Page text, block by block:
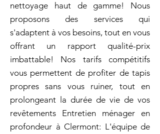
nettoyage haut de gamme! Nous
proposons des services qui
s'adaptent à vos besoins, tout en vous
offrant un rapport qualité-prix
imbattable! Nos tarifs compétitifs
vous permettent de profiter de tapis
propres sans vous ruiner, tout en
prolongeant la durée de vie de vos
revêtements Entretien ménager en
profondeur à Clermont: L'équipe de